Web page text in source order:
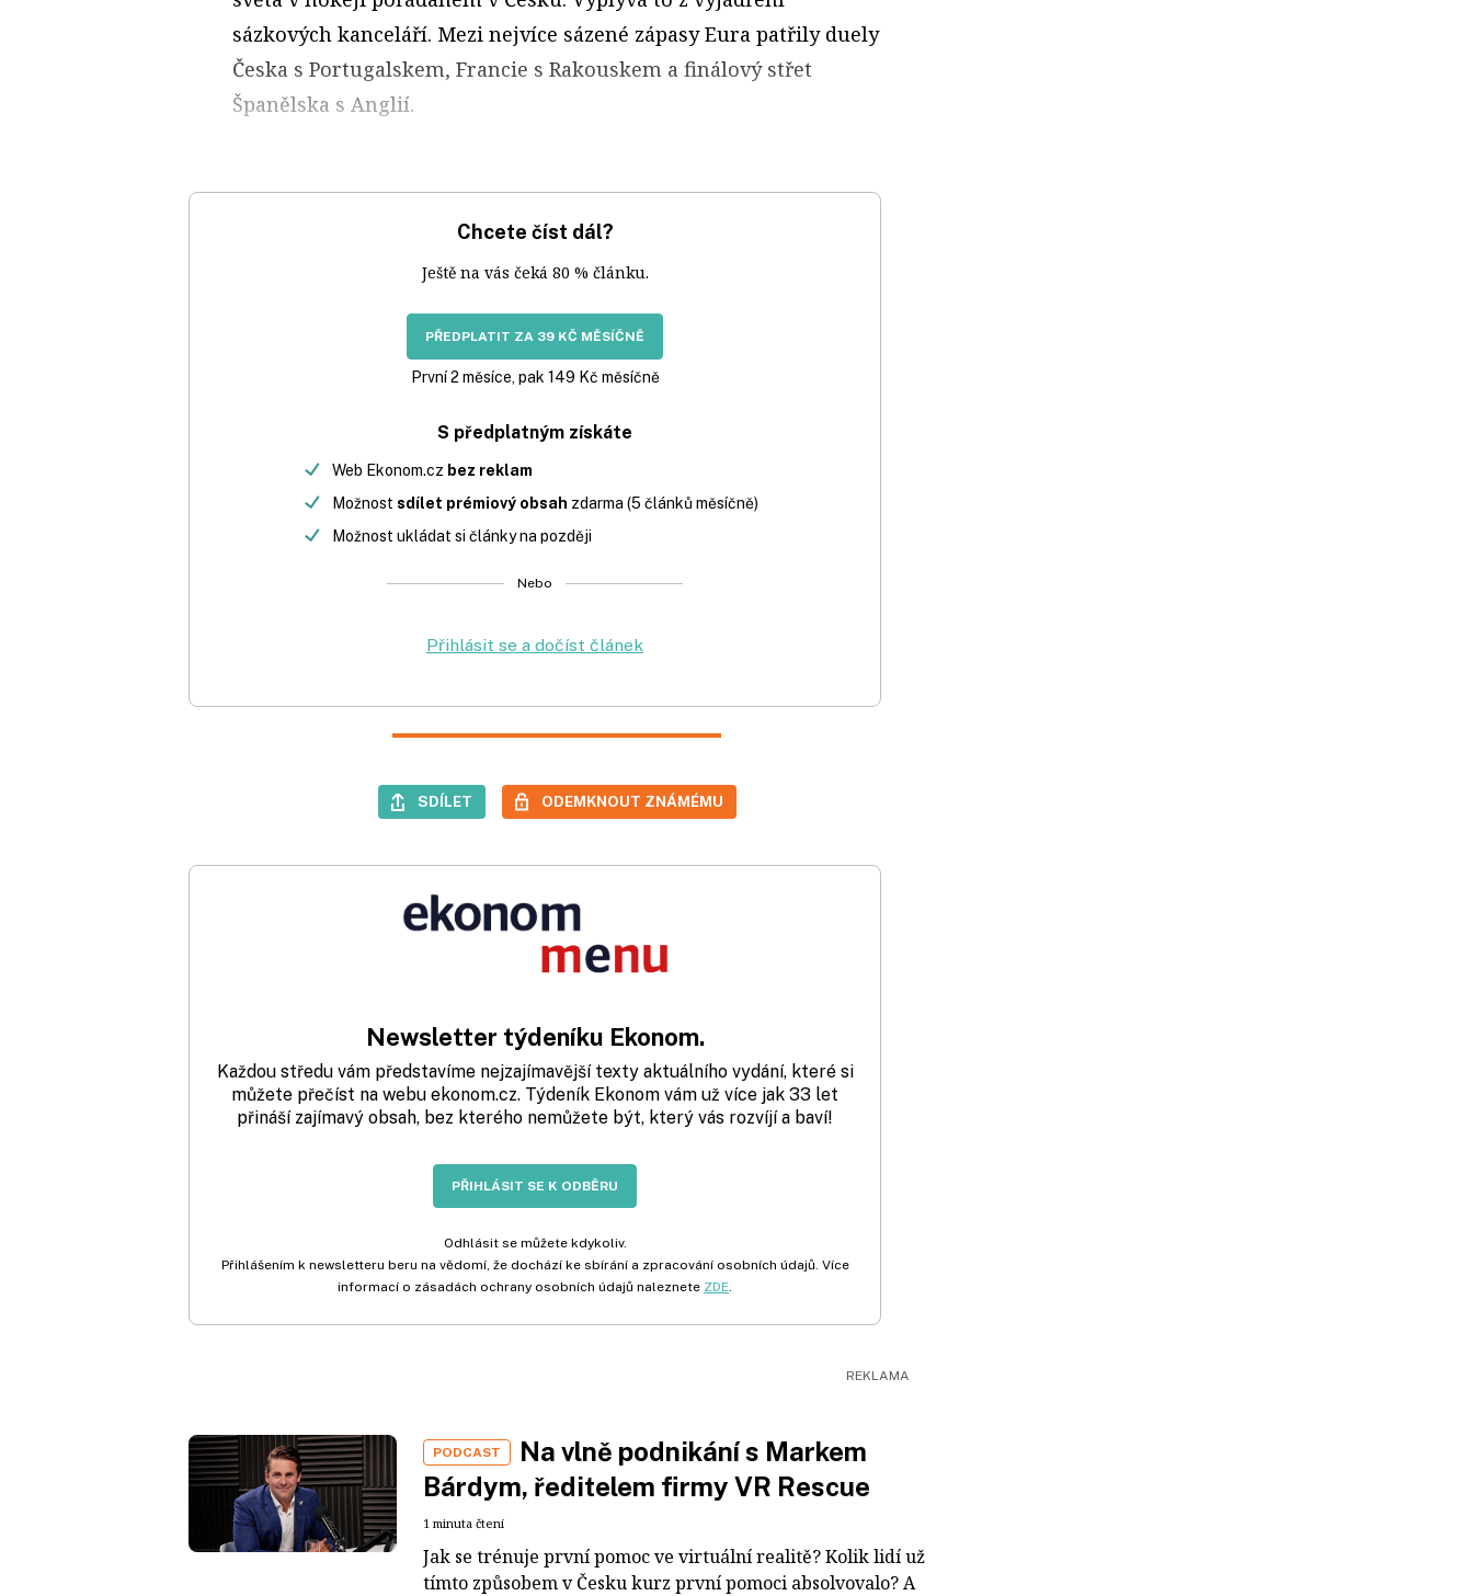
sázkových kanceláří. Mezi nejvíce sázené zápasy Eura patřily duely
Česka s Portugalskem, Francie s Rakouskem a finálový střet
Španělska s Anglií.
Chcete číst dál?
Ještě na vás čeká 80 % článku.
PŘEDPLATIT ZA 39 KČ MĚSÍČNĚ
První 2 měsíce, pak 149 Kč měsíčně
S předplatným získáte
Web Ekonom.cz bez reklam
Možnost sdílet prémiový obsah zdarma (5 článků měsíčně)
Možnost ukládat si články na později
Nebo
Přihlásit se a dočíst článek
SDÍLET ODEMKNOUT ZNÁMÉMU
Newsletter týdeníku Ekonom.
Každou středu vám představíme nejzajímavější texty aktuálního vydání, které si
můžete přečíst na webu ekonom.cz. Týdeník Ekonom vám už více jak 33 let
přináší zajímavý obsah, bez kterého nemůžete být, který vás rozvíjí a baví!
PŘIHLÁSIT SE K ODBĚRU
Odhlásit se můžete kdykoliv.
Přihlášením k newsletteru beru na vědomí, že dochází ke sbírání a zpracování osobních údajů. Více
informací o zásadách ochrany osobních údajů naleznete ZDE.
PODCAST
Na vlně podnikání s Markem
Bárdym, ředitelem firmy VR Rescue
1 minuta čtení
Jak se trénuje první pomoc ve virtuální realitě? Kolik lidí už
tímto způsobem v Česku kurz první pomoci absolvovalo? A